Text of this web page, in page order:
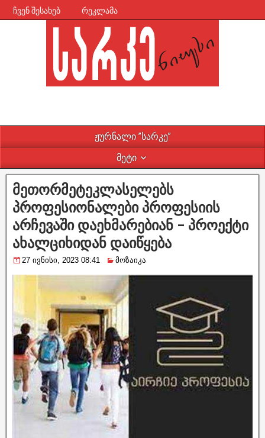
ჩვენ შესახებ რეკლამა
ჟურნალი ”სარკე”
მეტი
მეთორმეტეკლასელებს
პროფესიონალები პროფესიის
არჩევაში დაეხმარებიან – პროექტი
ახალციხიდან დაიწყება
27 ივნისი, 2023 08:41 მოზაიკა